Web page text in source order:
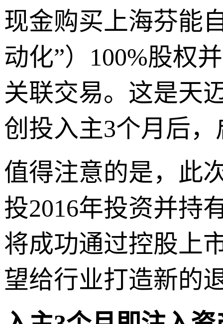
现金购买上海芬能
动化”）100%股权
关联交易。这是天
创投入主3个月后
值得注意的是，此
投2016年投资并持
将成功通过控股上
望给行业打造新的